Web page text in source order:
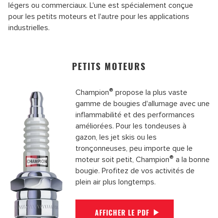
légers ou commerciaux. L'une est spécialement conçue
pour les petits moteurs et l'autre pour les applications
industrielles.
PETITS MOTEURS
Champion® propose la plus vaste
gamme de bougies d'allumage avec une
inflammabilité et des performances
améliorées. Pour les tondeuses à
gazon, les jet skis ou les
tronçonneuses, peu importe que le
moteur soit petit, Champion® a la bonne
bougie. Profitez de vos activités de
plein air plus longtemps.
AFFICHER LE PDF